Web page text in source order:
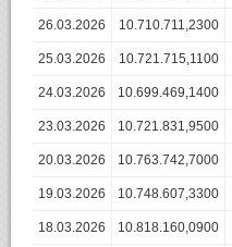
26.03.2026 10.710.711,2300
25.03.2026 10.721.715,1100
24.03.2026 10.699.469,1400
23.03.2026 10.721.831,9500
20.03.2026 10.763.742,7000
19.03.2026 10.748.607,3300
18.03.2026 10.818.160,0900